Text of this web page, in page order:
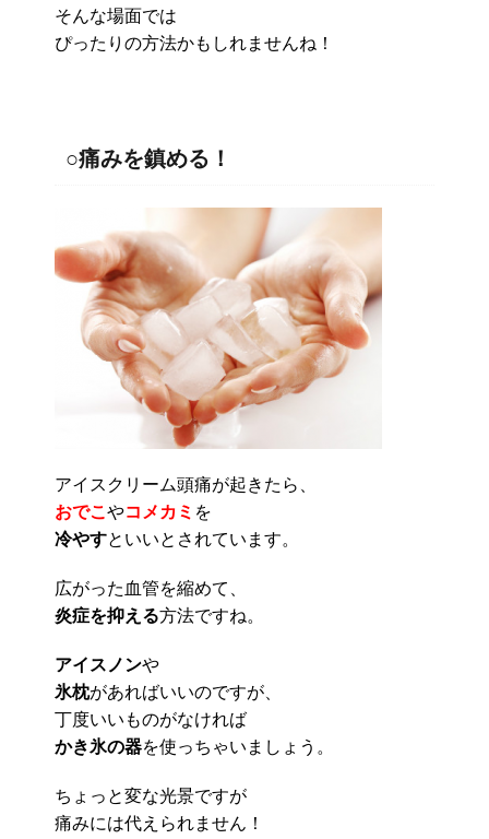
そんな場面では
ぴったりの方法かもしれませんね！
○痛みを鎮める！
アイスクリーム頭痛が起きたら、
おでこ やコメカミ を
冷やすといいとされています。
広がった血管を縮めて、
炎症を抑える方法ですね。
アイスノンや
氷枕があればいいのですが、
丁度いいものがなければ
かき氷の器を使っちゃいましょう。
ちょっと変な光景ですが
痛みには代えられません！